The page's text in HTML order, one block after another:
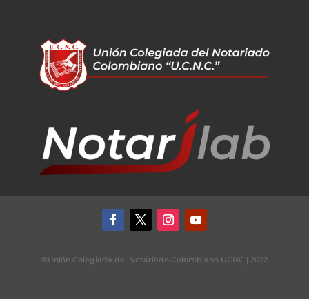
©Unión Colegiada del Notariado Colombiano UCNC | 2022